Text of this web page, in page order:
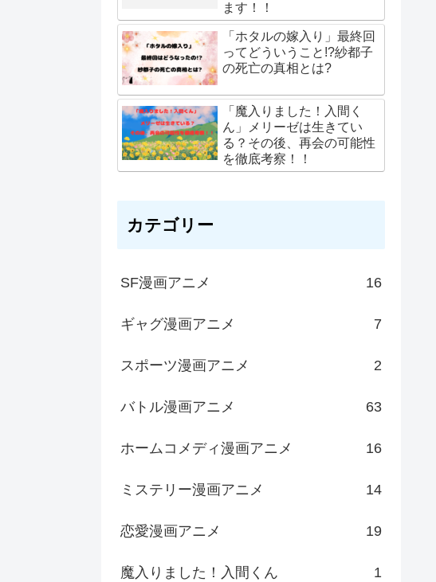
ます！！
「ホタルの嫁入り」最終回
ってどういうこと!?紗都子
の死亡の真相とは?
「魔入りました！入間く
ん」メリーゼは生きてい
る？その後、再会の可能性
を徹底考察！！
カテゴリー
SF漫画アニメ 16
ギャグ漫画アニメ 7
スポーツ漫画アニメ 2
バトル漫画アニメ 63
ホームコメディ漫画アニメ 16
ミステリー漫画アニメ 14
恋愛漫画アニメ 19
魔入りました！入間くん 1